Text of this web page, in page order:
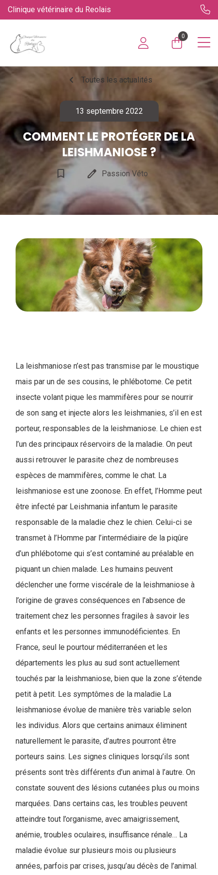
Clinique vétérinaire du Reolais
0
chevron_left Toutes les actualités
13 septembre 2022
COMMENT LE PROTÉGER DE LA
LEISHMANIOSE ?
bookmark_border edit Passion Véto
La leishmaniose n’est pas transmise par le moustique
mais par un de ses cousins, le phlébotome. Ce petit
insecte volant pique les mammifères pour se nourrir
de son sang et injecte alors les leishmanies, s’il en est
porteur, responsables de la leishmaniose. Le chien est
l’un des principaux réservoirs de la maladie. On peut
aussi retrouver le parasite chez de nombreuses
espèces de mammifères, comme le chat. La
leishmaniose est une zoonose. En effet, l’Homme peut
être infecté par Leishmania infantum le parasite
responsable de la maladie chez le chien. Celui-ci se
transmet à l’Homme par l’intermédiaire de la piqûre
d’un phlébotome qui s’est contaminé au préalable en
piquant un chien malade. Les humains peuvent
déclencher une forme viscérale de la leishmaniose à
l’origine de graves conséquences en l’absence de
traitement chez les personnes fragiles à savoir les
enfants et les personnes immunodéficientes. En
France, seul le pourtour méditerranéen et les
départements les plus au sud sont actuellement
touchés par la leishmaniose, bien que la zone s’étende
petit à petit. Les symptômes de la maladie La
leishmaniose évolue de manière très variable selon
les individus. Alors que certains animaux éliminent
naturellement le parasite, d’autres pourront être
porteurs sains. Les signes cliniques lorsqu’ils sont
présents sont très différents d’un animal à l’autre. On
constate souvent des lésions cutanées plus ou moins
marquées. Dans certains cas, les troubles peuvent
atteindre tout l’organisme, avec amaigrissement,
anémie, troubles oculaires, insuffisance rénale… La
maladie évolue sur plusieurs mois ou plusieurs
années, parfois par crises, jusqu’au décès de l’animal.